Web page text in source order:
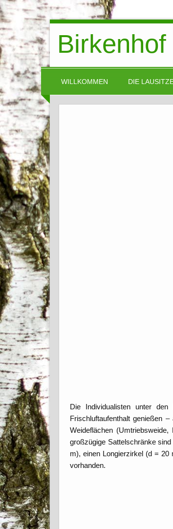
WILLKOMMEN DIE
Die Individualisten unter
Frischluftaufenthalt genießen
Weideflächen
großzügige Sattelschränke
m), einen Longierzirkel (d = 20
vorhanden.